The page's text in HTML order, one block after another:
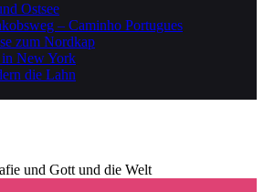
Ostsee
– Caminho Portugues
zum Nordkap
New York
die Lahn
und Gott und die Welt